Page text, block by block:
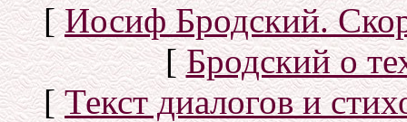
[Иосиф Бродский.
[Бродский о
[Текст диалогов и